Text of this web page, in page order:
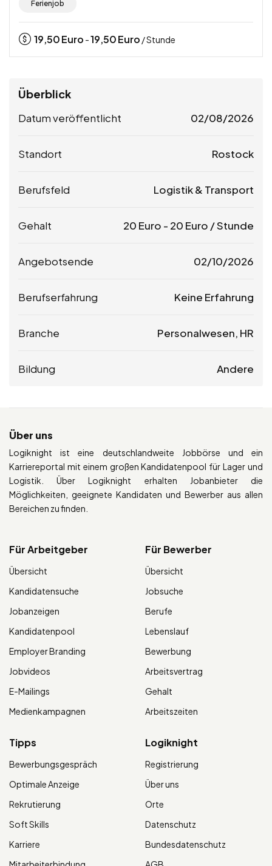
Ferienjob
19,50Euro -19,50Euro / Stunde
Überblick
Datum veröffentlicht 02/08/2026
Standort Rostock
Berufsfeld Logistik & Transport
Gehalt 20 Euro - 20 Euro / Stunde
Angebotsende 02/10/2026
Berufserfahrung Keine Erfahrung
Branche Personalwesen, HR
Bildung Andere
Über uns
Logiknight ist eine deutschlandweite Jobbörse und ein
Karriereportal mit einem großen Kandidatenpool für Lager und
Logistik. Über Logiknight erhalten Jobanbieter die
Möglichkeiten, geeignete Kandidaten und Bewerber aus allen
Bereichen zu finden.
Für Arbeitgeber
Übersicht
Kandidatensuche
Jobanzeigen
Kandidatenpool
Employer Branding
Jobvideos
E-Mailings
Medienkampagnen
Für Bewerber
Übersicht
Jobsuche
Berufe
Lebenslauf
Bewerbung
Arbeitsvertrag
Gehalt
Arbeitszeiten
Tipps
Bewerbungsgespräch
Optimale Anzeige
Rekrutierung
Soft Skills
Karriere
Logiknight
Registrierung
Über uns
Orte
Datenschutz
Bundesdatenschutz